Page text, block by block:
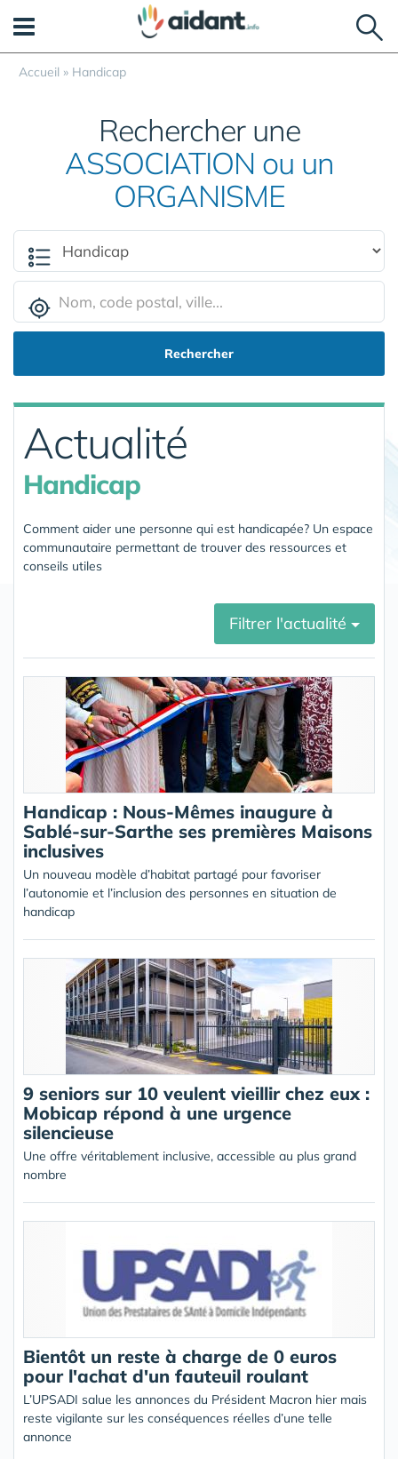
Accueil » Handicap
Rechercher une
ASSOCIATION ou un
ORGANISME
Rechercher
Actualité
Handicap
Comment aider une personne qui est handicapée? Un espace
communautaire permettant de trouver des ressources et
conseils utiles
Filtrer l'actualité
Handicap : Nous-Mêmes inaugure à
Sablé-sur-Sarthe ses premières Maisons
inclusives
Un nouveau modèle d’habitat partagé pour favoriser
l’autonomie et l’inclusion des personnes en situation de
handicap
9 seniors sur 10 veulent vieillir chez eux :
Mobicap répond à une urgence
silencieuse
Une offre véritablement inclusive, accessible au plus grand
nombre
Bientôt un reste à charge de 0 euros
pour l'achat d'un fauteuil roulant
L’UPSADI salue les annonces du Président Macron hier mais
reste vigilante sur les conséquences réelles d’une telle
annonce
Panneau de gestion des cookies